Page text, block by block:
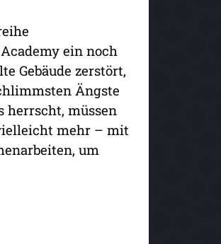
ein noch
Gebäude zerstört,
Ängste
herrscht, müssen
mehr – mit
um